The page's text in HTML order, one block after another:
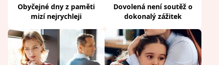
Obyčejné dny z paměti
mizí nejrychleji
Dovolená není soutěž o
dokonalý zážitek